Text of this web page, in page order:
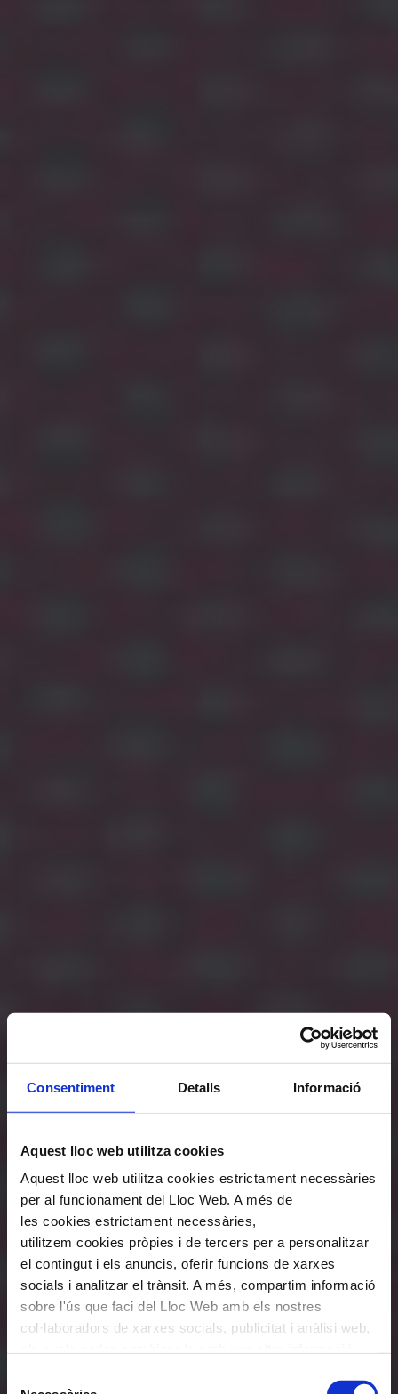
Consentiment Detalls Informació
Aquest lloc web utilitza cookies
Aquest lloc web utilitza cookies estrictament necessàries
per al funcionament del Lloc Web. A més de
les cookies estrictament necessàries,
utilitzem cookies pròpies i de tercers per a personalitzar
el contingut i els anuncis, oferir funcions de xarxes
socials i analitzar el trànsit. A més, compartim informació
sobre l'ús que faci del Lloc Web amb els nostres
col·laboradors de xarxes socials, publicitat i anàlisi web,